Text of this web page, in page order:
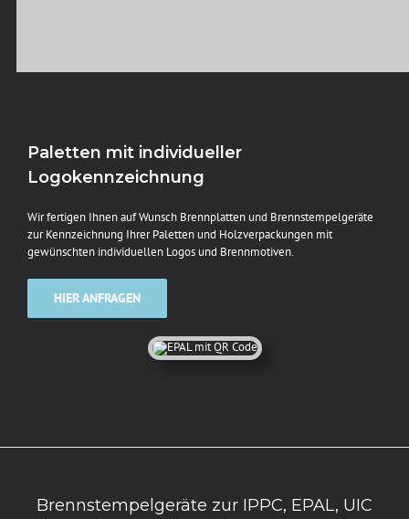
Paletten mit individueller
Logokennzeichnung
Wir fertigen Ihnen auf Wunsch Brennplatten und Brennstempelgeräte
zur Kennzeichnung Ihrer Paletten und Holzverpackungen mit
gewünschten individuellen Logos und Brennmotiven.
HIER ANFRAGEN
Brennstempelgeräte zur IPPC, EPAL, UIC